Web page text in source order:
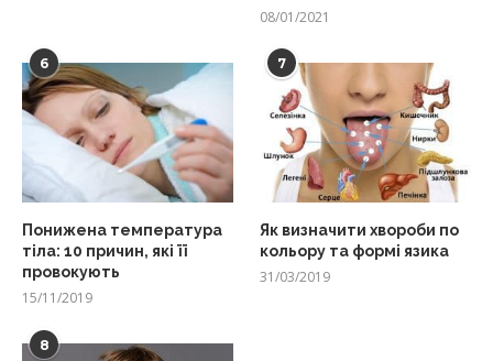
08/01/2021
6
Понижена температура
тіла: 10 причин, які її
провокують
15/11/2019
7
Як визначити хвороби по
кольору та формі язика
31/03/2019
8